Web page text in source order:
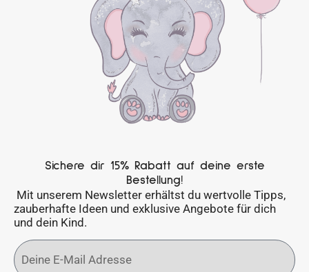
Sichere dir 15% Rabatt auf deine erste
Bestellung!
Mit unserem Newsletter erhältst du wertvolle Tipps,
zauberhafte Ideen und exklusive Angebote für dich
und dein Kind.